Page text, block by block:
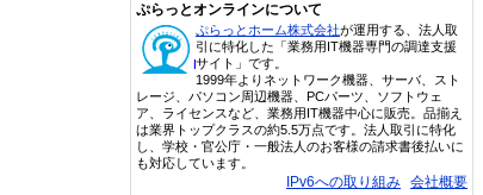
ぷらっとオンラインについて
ぷらっとホーム株式会社が運用する、法人取
引に特化した「業務用IT機器専門の調達支援
サイト」です。
1999年よりネットワーク機器、サーバ、スト
レージ、パソコン周辺機器、PCパーツ、ソフトウェ
ア、ライセンスなど、業務用IT機器中心に販売。品揃え
は業界トップクラスの約5.5万点です。法人取引に特化
し、学校・官公庁・一般法人のお客様の請求書後払いに
も対応しています。
IPv6への取り組み 会社概要